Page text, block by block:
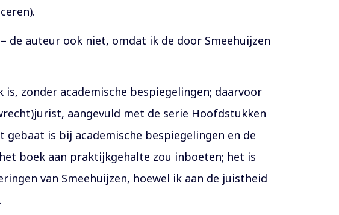
de auteur ook niet, omdat ik de door Smeehuijzen
zonder academische bespiegelingen; daarvoor
aangevuld met de serie Hoofdstukken
is bij academische bespiegelingen en de
boek aan praktijkgehalte zou inboeten; het is
van Smeehuijzen, hoewel ik aan de juistheid